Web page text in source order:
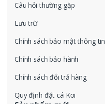
Câu hỏi thường gặp
Lưu trữ
Chính sách bảo mật thông tin
Chính sách bảo hành
Chính sách đổi trả hàng
Quy định đặt cá Koi